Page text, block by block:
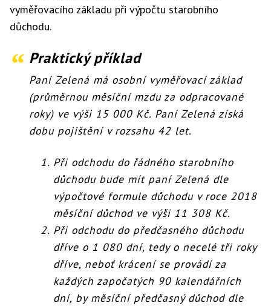
vyměřovacího základu při výpočtu starobního
důchodu.
Praktický příklad
Paní Zelená má osobní vyměřovací základ
(průměrnou měsíční mzdu za odpracované
roky) ve výši 15 000 Kč. Paní Zelená získá
dobu pojištění v rozsahu 42 let.
Při odchodu do řádného starobního
důchodu bude mít paní Zelená dle
výpočtové formule důchodu v roce 2018
měsíční důchod ve výši 11 308 Kč.
Při odchodu do předčasného důchodu
dříve o 1 080 dní, tedy o necelé tři roky
dříve, neboť krácení se provádí za
každých započatých 90 kalendářních
dní, by měsíční předčasný důchod dle